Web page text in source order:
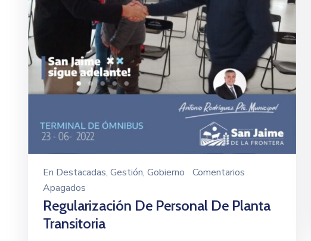
En Destacadas‚ Gestión‚ Gobierno
Comentarios
Apagados
Regularización De Personal De Planta
Transitoria